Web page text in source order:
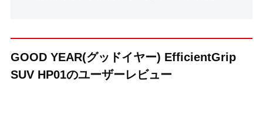
GOOD YEAR(グッドイヤー) EfficientGrip
SUV HP01のユーザーレビュー